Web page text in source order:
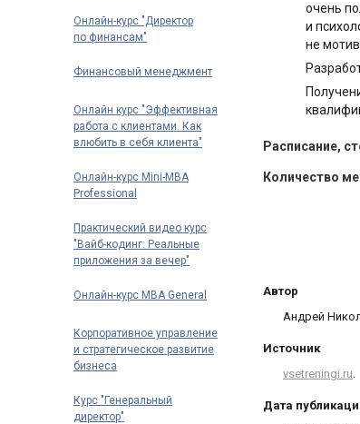
очень
и
не
Расписание,
Количество
Автор
Андрей
Источник
vsetreningi.ru.
Дата
Онлайн-курс "Директор
по финансам"
Финансовый менеджмент
Онлайн курс "Эффективная
работа с клиентами. Как
влюбить в себя клиента"
Онлайн-курс Mini-MBA
Professional
Практический видео курс
"Вайб-кодинг: Реальные
приложения за вечер"
Онлайн-курс MBA General
Корпоративное управление
и стратегическое развитие
бизнеса
Курс "Генеральный
директор"